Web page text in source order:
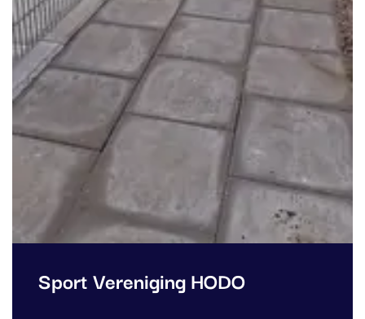
Sport Vereniging HODO